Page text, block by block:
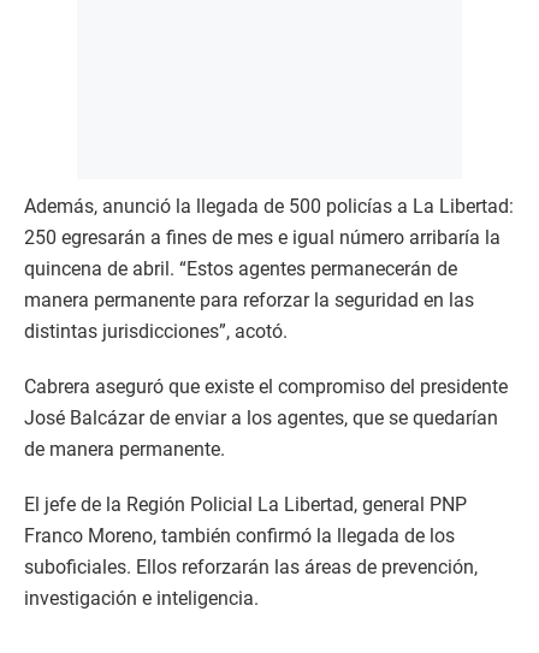
Además, anunció la llegada de 500 policías a La Libertad:
250 egresarán a fines de mes e igual número arribaría la
quincena de abril. “Estos agentes permanecerán de
manera permanente para reforzar la seguridad en las
distintas jurisdicciones”, acotó.
Cabrera aseguró que existe el compromiso del presidente
José Balcázar de enviar a los agentes, que se quedarían
de manera permanente.
El jefe de la Región Policial La Libertad, general PNP
Franco Moreno, también confirmó la llegada de los
suboficiales. Ellos reforzarán las áreas de prevención,
investigación e inteligencia.